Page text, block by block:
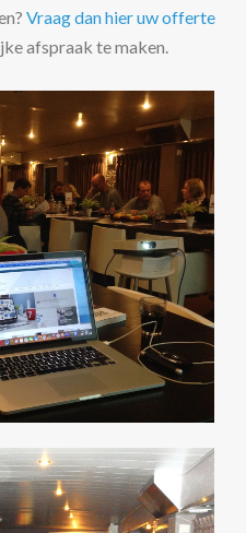
Vraag dan hier uw offerte
afspraak te maken.